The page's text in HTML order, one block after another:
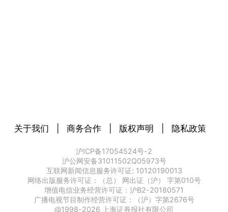
关于我们 商务合作 版权声明 隐私政策
沪ICP备17054524号-2
沪公网安备31011502Q05973号
互联网新闻信息服务许可证: 10120190013
网络出版服务许可证：（总） 网出证（沪） 字第010号
增值电信业务经营许可证：沪B2-20180571
广播电视节目制作经营许可证：（沪）字第2676号
@1998-2026 上海证券报社有限公司